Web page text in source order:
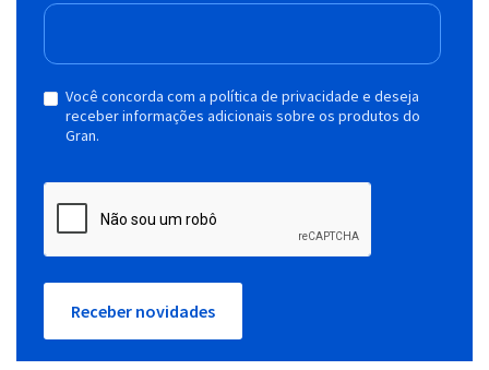
Você concorda com a política de privacidade e deseja
receber informações adicionais sobre os produtos do
Gran.
Receber novidades